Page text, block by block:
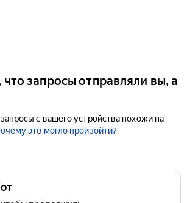
запросы отправляли вы, а
с вашего устройства похожи на
это могло произойти?